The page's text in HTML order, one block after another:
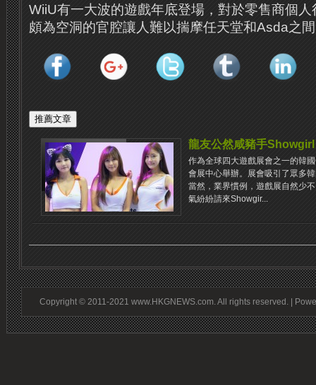
WiiU有一大波的遊戲年底登場，對於零售商個
頗為空洞的官腔讓人難以揣摩任天堂和Asda之
龍友公然咸豬手Showgirl
作為全球四大遊戲展會之一的韓
會展中心舉辦。展會吸引了眾多
當然，業界慣例，遊戲展自然少
氣紛紛請來Showgir...
Copyright © 2011-2021 www.HKGNEWS.com. All rights reserved. |